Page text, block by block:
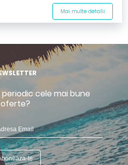
Mai multe detalii
cele mai bune
oferte?